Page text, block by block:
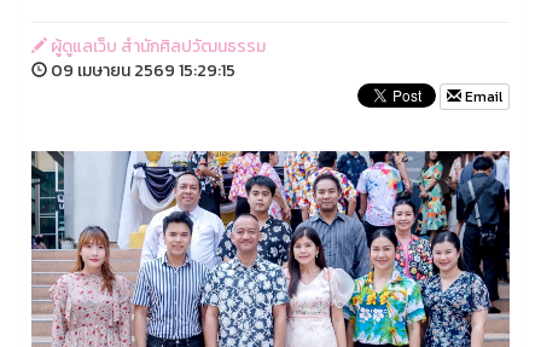
ผู้ดูแลเว็บ สำนักศิลปวัฒนธรรม
09 เมษายน 2569 15:29:15
Email